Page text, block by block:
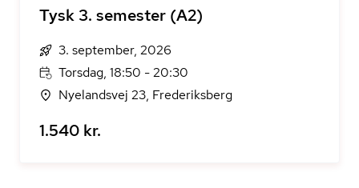
Tysk 3. semester (A2)
3. september, 2026
Torsdag, 18:50 - 20:30
Nyelandsvej 23, Frederiksberg
1.540 kr.